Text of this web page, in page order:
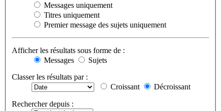
Messages uniquement
Titres uniquement
Premier message des sujets uniquement
Afficher les résultats sous forme de :
Messages
Sujets
Classer les résultats par :
Croissant
Décroissant
Rechercher depuis :